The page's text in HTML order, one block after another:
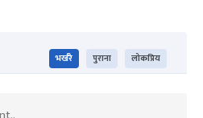
भर्खरै पुराना लोकप्रिय